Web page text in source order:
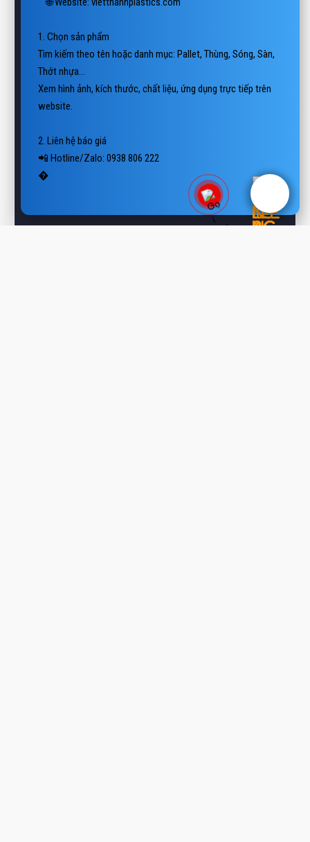
Tìm kiếm theo tên hoặc danh mục: Pallet, Thùng, Sóng, Sàn,
Thớt nhựa…
Xem hình ảnh, kích thước, chất liệu, ứng dụng trực tiếp trên
website.
📲 Hotline/Zalo: 0938 806 222
📨 Email: vietthanhplastics@gmail.com
👉